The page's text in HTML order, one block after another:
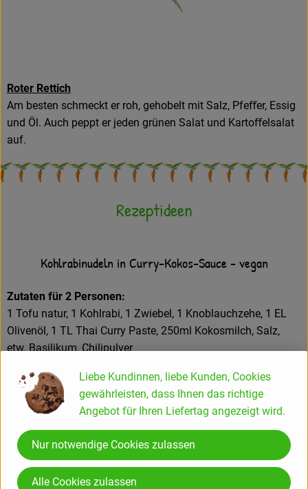
Roter Rettich
Am besten schmeckt er roh, gehobelt mit Salz, Pfeﬀer, Essig
und Öl. Auch peppt er jeden grünen Salat und Kartoﬀelsalat
auf.
Rezeptideen
Kohlrabinudeln in Curry-Kokos-Sauce - vegan
Zutaten für 2 Personen:
1 Tofu natur, 1 Kohlrabi, 1 Zwiebel, 1 Knoblauchzehe, 1 EL
Olivenöl, 1 TL Thai Curry Paste, 250ml Kokosmilch, Salz,
etw. Basilikum, Chilipulver
Für die Marinade: 100ml Sojasauce, 1 TL Curry, Chili, etw.
Ingwer
einem Sparschäler die Kohlrabischeiben zu dünnen Nudeln
schneiden. Damit die Marinade gut vom Tofu aufgenommen
wird, muss vorab möglichst viel Wasser aus dem Tofu
Liebe Kundinnen, liebe Kunden, Cookies
gewährleisten, dass Ihnen das richtige
Angebot für Ihren Liefertag angezeigt wird.
Nur notwendige Cookies zulassen
Alle Cookies zulassen